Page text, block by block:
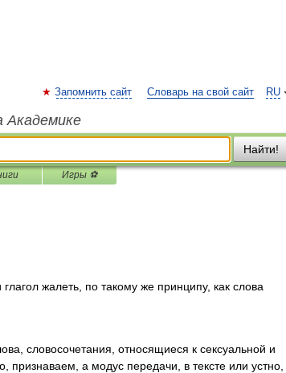
RU
Запомнить сайт Словарь на свой сайт
Академике
Найти!
Игры ⚽
жалеть, по такому же принципу, как слова
словосочетания, относящиеся к сексуальной и
а модус передачи, в тексте или устно,